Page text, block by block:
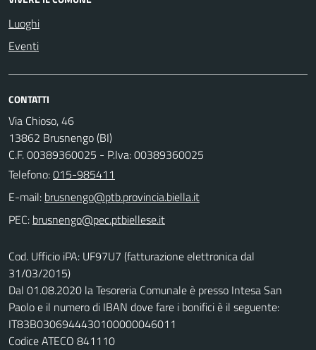
Luoghi
Eventi
CONTATTI
Via Chioso, 46
13862 Brusnengo (BI)
C.F. 00389360025 - P.Iva: 00389360025
Telefono:015-985411
E-mail:
PEC:
Cod. Ufficio iPA: UF97U7 (fatturazione elettronica dal
31/03/2015)
Dal 01.08.2020 la Tesoreria Comunale è presso Intesa San
Paolo e il numero di IBAN dove fare i bonifici è il seguente:
IT83B0306944430100000046011
Codice ATECO 841110